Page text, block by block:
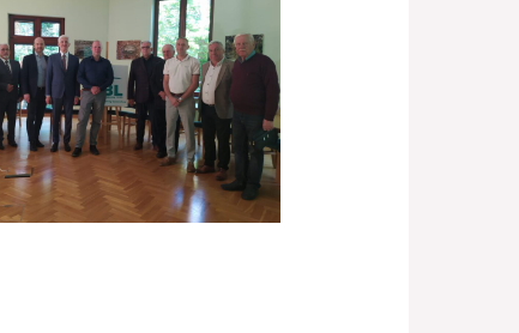
Brak podpisu